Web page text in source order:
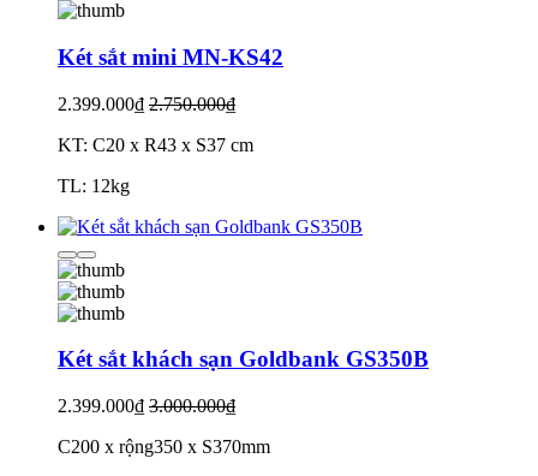
Két sắt mini MN-KS42
2.399.000₫ 2.750.000₫
KT: C20 x R43 x S37 cm
TL: 12kg
Két sắt khách sạn Goldbank GS350B
2.399.000₫ 3.000.000₫
C200 x rộng350 x S370mm